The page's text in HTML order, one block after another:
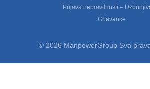
Prijava nepravilnosti –
Grievance
© 2026 ManpowerGroup Sva